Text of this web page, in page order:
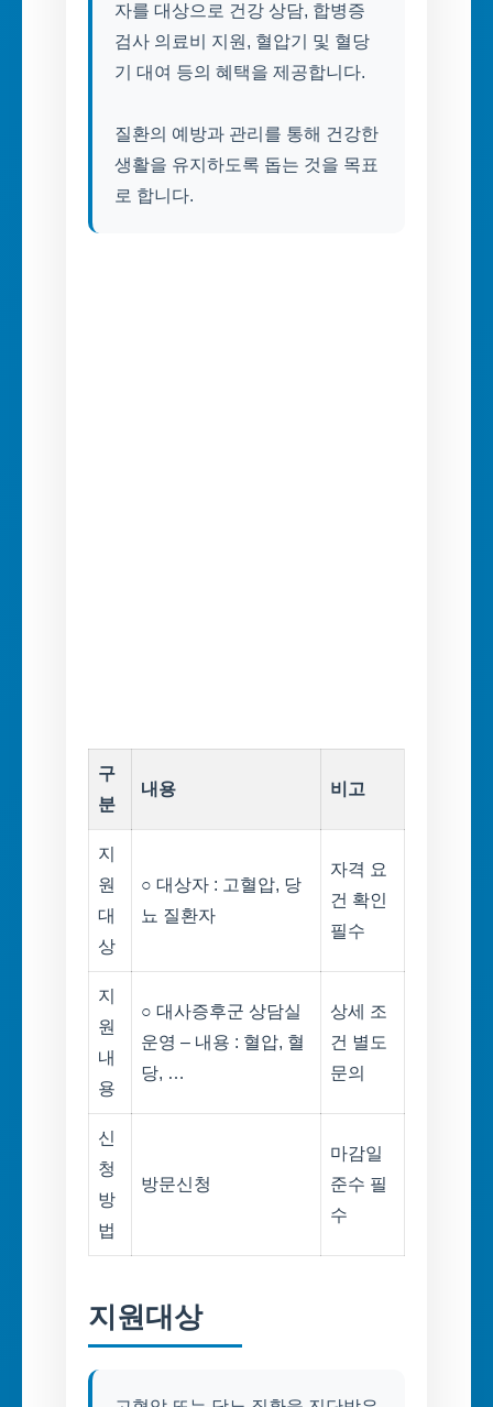
자를 대상으로 건강 상담, 합병증
검사 의료비 지원, 혈압기 및 혈당
기 대여 등의 혜택을 제공합니다.
질환의 예방과 관리를 통해 건강한
생활을 유지하도록 돕는 것을 목표
로 합니다.
구
분
내용 비고
지
원
대
상
○ 대상자 : 고혈압, 당
뇨 질환자
자격 요
건 확인
필수
지
원
내
용
○ 대사증후군 상담실
운영 – 내용 : 혈압, 혈
당, …
상세 조
건 별도
문의
신
청
방
법
방문신청
마감일
준수 필
수
지원대상